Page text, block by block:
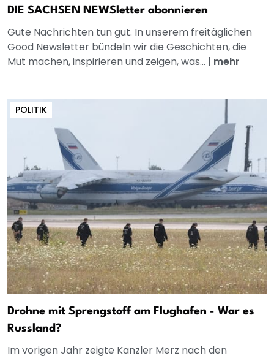
DIE SACHSEN NEWSletter abonnieren
Gute Nachrichten tun gut. In unserem freitäglichen
Good Newsletter bündeln wir die Geschichten, die
Mut machen, inspirieren und zeigen, was... | mehr
POLITIK
Drohne mit Sprengstoff am Flughafen - War es
Russland?
Im vorigen Jahr zeigte Kanzler Merz nach den